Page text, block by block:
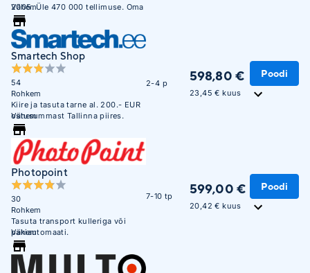
2005. Üle 470 000 tellimuse. Oma
ladu 850m2.
Vähem
Smartech Shop
54
Rohkem
Kiire ja tasuta tarne al. 200.- EUR
ostusummast Tallinna piires.
Vähem
2-4 p 598,80 €
23,45 € kuus
Poodi
Photopoint
30
Rohkem
Tasuta transport kulleriga või
pakiautomaati.
Vähem
7-10 tp 599,00 €
20,42 € kuus
Poodi